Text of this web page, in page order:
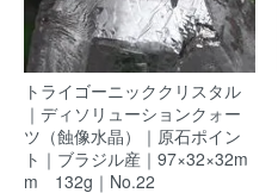
トライゴーニッククリスタル
｜ディソリューションクォー
ツ（蝕像水晶）｜原石ポイン
ト｜ブラジル産｜97×32×32m
m 132g｜No.22